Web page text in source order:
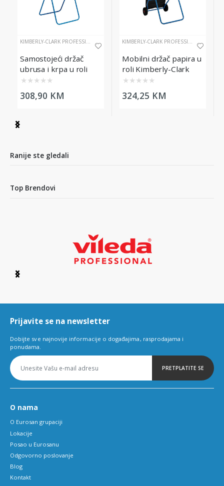
KIMBERLY-CLARK PROFESSIONAL
Samostojeći držač
ubrusa i krpa u roli
Kimberly-Clark
Professional, plavi
★ ★ ★ ★ ★
308,90 KM
KIMBERLY-CLARK PROFESSIONAL
Mobilni držač papira u
roli Kimberly-Clark
Professional
★ ★ ★ ★ ★
324,25 KM
Item
3
Ranije ste gledali
Top Brendovi
Item
6
Prijavite se na newsletter
Dobijte sve najnovije informacije o događajima, rasprodajama i
ponudama.
PRETPLATITE SE
O nama
O Eurosan grupaciji
Lokacije
Posao u Eurosanu
Odgovorno poslovanje
Blog
Kontakt